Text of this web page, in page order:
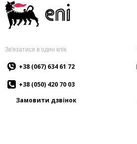
Зв'язатися в один клік
+38 (067) 634 61 72
+38 (050) 420 70 03
Замовити дзвінок